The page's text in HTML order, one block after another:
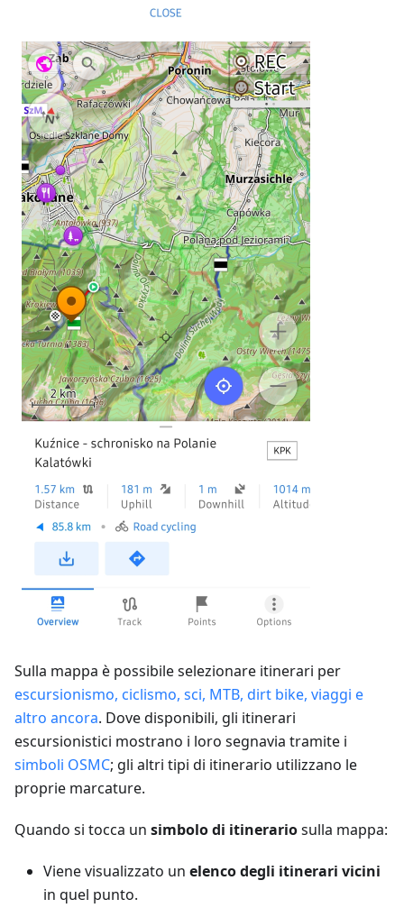
Sulla mappa è possibile selezionare itinerari per
escursionismo, ciclismo, sci, MTB, dirt bike, viaggi e
altro ancora. Dove disponibili, gli itinerari
escursionistici mostrano i loro segnavia tramite i
simboli OSMC; gli altri tipi di itinerario utilizzano le
proprie marcature.
Quando si tocca un simbolo di itinerariosulla mappa:
Viene visualizzato un elenco degli itinerari vicini
in quel punto.